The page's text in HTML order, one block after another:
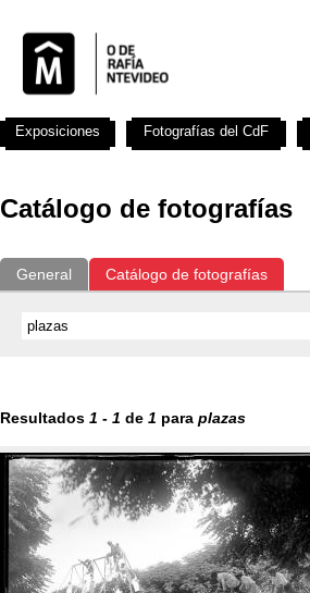
Catálogo de fotografías
General Catálogo de fotografías
Resultados 1 - 1 de 1 para plazas
Exposiciones Fotografías del CdF